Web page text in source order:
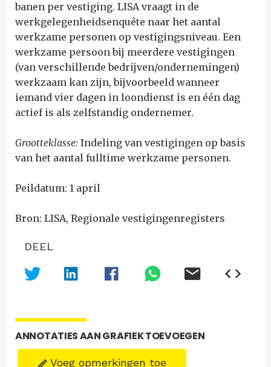
banen per vestiging. LISA vraagt in de
werkgelegenheidsenquête naar het aantal
werkzame personen op vestigingsniveau. Een
werkzame persoon bij meerdere vestigingen
(van verschillende bedrijven/ondernemingen)
werkzaam kan zijn, bijvoorbeeld wanneer
iemand vier dagen in loondienst is en één dag
actief is als zelfstandig ondernemer.
Grootteklasse: Indeling van vestigingen op basis
van het aantal fulltime werkzame personen.
Peildatum: 1 april
Bron: LISA, Regionale vestigingenregisters
DEEL
ANNOTATIES AAN GRAFIEK TOEVOEGEN
Voeg opmerkingen toe